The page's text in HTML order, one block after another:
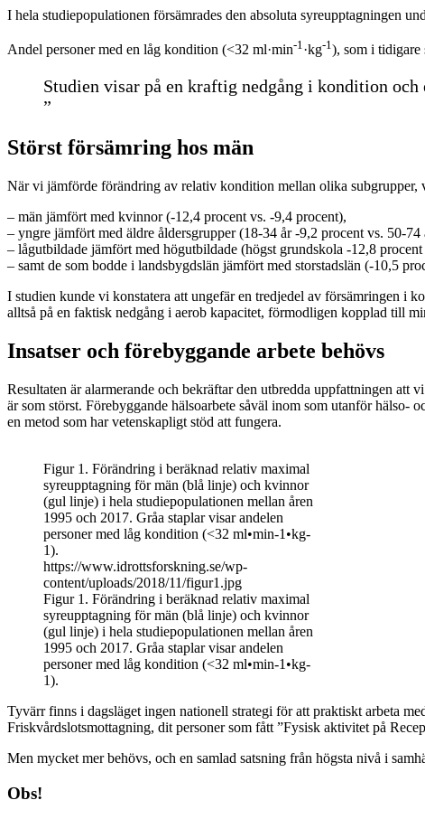
I hela studiepopulationen försämrades den absoluta syreupptagningen
Andel personer med en låg kondition (<32 ml·min-1 ·kg-1 ), som i tidigare
Studien visar på en kraftig nedgång i kondition
”
Störst försämring hos män
När vi jämförde förändring av relativ kondition mellan olika subgrupper,
– män jämfört med kvinnor (-12,4 procent vs. -9,4 procent),
– yngre jämfört med äldre åldersgrupper (18-34 år -9,2 procent vs. 50-74
– lågutbildade jämfört med högutbildade (högst grundskola -12,8
– samt de som bodde i landsbygdslän jämfört med storstadslän (-10,5
I studien kunde vi konstatera att ungefär en tredjedel av försämringen i
alltså på en faktisk nedgång i aerob kapacitet, förmodligen kopplad till
Insatser och förebyggande arbete behövs
Resultaten är alarmerande och bekräftar den utbredda uppfattningen att
är som störst. Förebyggande hälsoarbete såväl inom som utanför
en metod som har vetenskapligt stöd att fungera.
Figur 1. Förändring i beräknad relativ maximal
syreupptagning för män (blå linje) och kvinnor
(gul linje) i hela studiepopulationen mellan åren
1995 och 2017. Gråa staplar visar andelen
personer med låg kondition (<32 ml•min-1•kg-
1).
https://www.idrottsforskning.se/wp-
content/uploads/2018/11/figur1.jpg
Figur 1. Förändring i beräknad relativ maximal
syreupptagning för män (blå linje) och kvinnor
(gul linje) i hela studiepopulationen mellan åren
1995 och 2017. Gråa staplar visar andelen
personer med låg kondition (<32 ml•min-1•kg-
1).
Tyvärr finns i dagsläget ingen nationell strategi för att praktiskt arbeta
Friskvårdslotsmottagning, dit personer som fått ”Fysisk aktivitet på
Men mycket mer behövs, och en samlad satsning från högsta nivå i
Obs!